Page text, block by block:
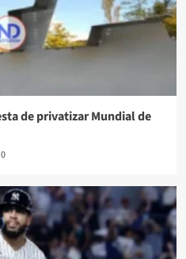
de privatizar Mundial de
0